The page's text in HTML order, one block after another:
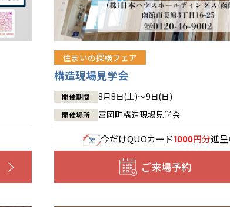
住まいの探検フェア
構造現場見学会
開催期間 8月8日(土)～9日(日)
開催場所 富岡町構造現場見学会
今だけQUOカード1000円分進呈
ご来場予約
宮城
福島
富山
石川
福井
埼玉
千葉
茨城
栃木
群馬
岐阜
静岡
三重
大阪
京都
兵庫
奈良
滋賀
中国・四国
岡山
香川
愛媛
鳥取
九州
福岡
佐賀
熊本
分譲マンション
※現住所のある都道府県以外の建築予定地の方でも
現住所の有るお近くの展示場又は店舗にお問合せく
移住の計画の方もご相談対応します。お気軽にご
釧路
宮城県
仙台
福島県
郡山
福島
いわき
会津
富山県
富山
石川県
金沢
福井県
福井
相模
埼玉県
埼玉
所沢
千葉県
千葉
茨城県
水戸
栃木県
宇都宮
小山
群馬
伊勢崎
岐阜県
岐阜
静岡県
静岡
浜松
三重県
四日市
大阪府
大阪
京都府
京都
兵庫県
姫路
奈良県
奈良
中国・四国
岡山県
岡山
香川県
高松
愛媛県
九州
福岡県
福岡
佐賀県
佐賀
熊本県
熊本
大分県
大分
宮崎